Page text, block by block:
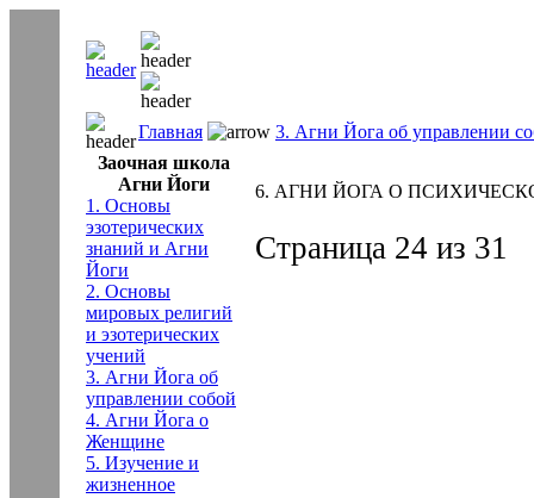
Главная
3. Агни Йога об управлении
Заочная школа
Агни Йоги
1. Основы
эзотерических
знаний и Агни
Йоги
2. Основы
мировых религий
и эзотерических
учений
3. Агни Йога об
управлении собой
4. Агни Йога о
Женщине
5. Изучение и
жизненное
6. АГНИ ЙОГА О ПСИХИЧЕСКОЙ
Страница 24 из 31